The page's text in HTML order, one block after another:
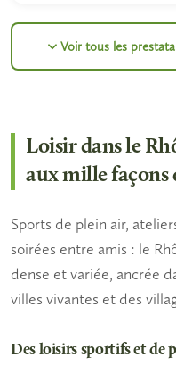
Voir tous les
Loisir dans le
aux mille
Sports de plein air,
soirées entre amis : le
dense et variée, ancrée
villes vivantes et des
Des loisirs sportifs et